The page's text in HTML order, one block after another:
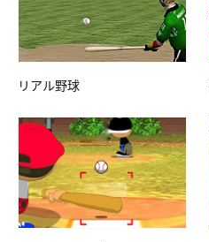
リアル野球